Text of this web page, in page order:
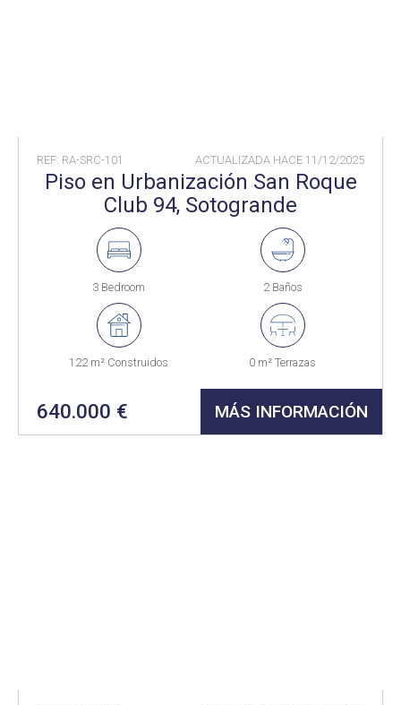
REF: RA-SRC-101 ACTUALIZADA HACE 11/12/2025
Piso en Urbanización San Roque
Club 94, Sotogrande
3 Bedroom 2 Baños
122 m² Construidos 0 m² Terrazas
640.000 € MÁS INFORMACIÓN